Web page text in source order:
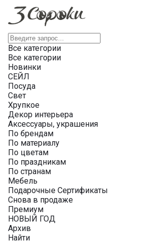
Все категории
Все категории
Новинки
СЕЙЛ
Посуда
Свет
Хрупкое
Декор интерьера
Аксессуары, украшения
По брендам
По материалу
По цветам
По праздникам
По странам
Мебель
Подарочные Сертификаты
Снова в продаже
Премиум
НОВЫЙ ГОД
Архив
Найти